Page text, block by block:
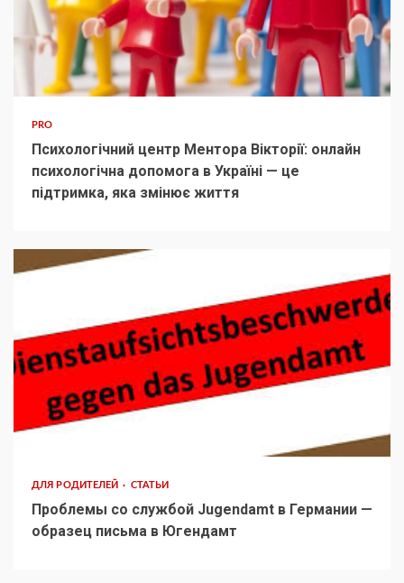
PRO
Психологічний центр Ментора Вікторії: онлайн
психологічна допомога в Україні — це
підтримка, яка змінює життя
ДЛЯ РОДИТЕЛЕЙ СТАТЬИ
Проблемы со службой Jugendamt в Германии —
образец письма в Югендамт